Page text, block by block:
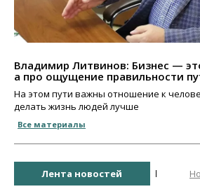
Владимир Литвинов: Бизнес —
а про ощущение правильности
На этом пути важны отношение к
делать жизнь людей лучше
Все материалы
Лента новостей